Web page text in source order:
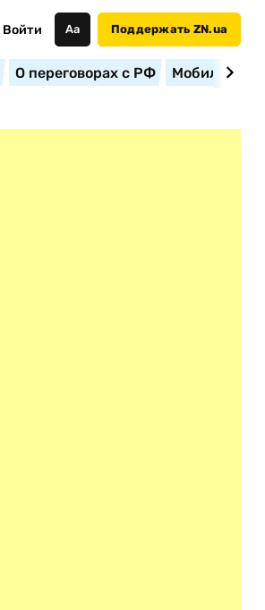
Войти Аа Поддержать ZN.ua
О переговорах с РФ